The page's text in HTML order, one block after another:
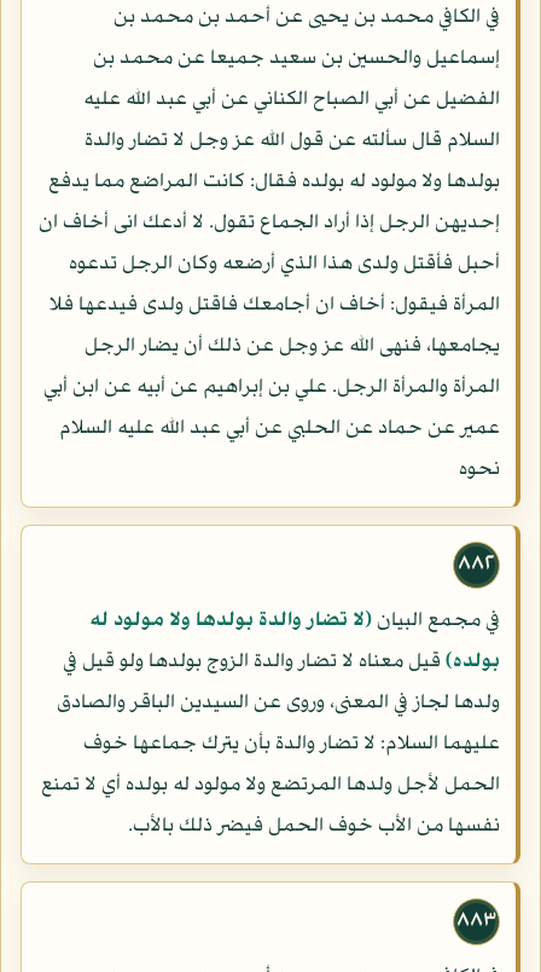
في الكافي محمد بن يحيى عن أحمد بن محمد بن
إسماعيل والحسين بن سعيد جميعا عن محمد بن
الفضيل عن أبي الصباح الكناني عن أبي عبد الله عليه
السلام قال سألته عن قول الله عز وجل لا تضار والدة
بولدها ولا مولود له بولده فقال: كانت المراضع مما يدفع
إحديهن الرجل إذا أراد الجماع تقول. لا أدعك انى أخاف ان
أحبل فأقتل ولدى هذا الذي أرضعه وكان الرجل تدعوه
المرأة فيقول: أخاف ان أجامعك فاقتل ولدى فيدعها فلا
يجامعها، فنهى الله عز وجل عن ذلك أن يضار الرجل
المرأة والمرأة الرجل. علي بن إبراهيم عن أبيه عن ابن أبي
عمير عن حماد عن الحلبي عن أبي عبد الله عليه السلام
نحوه
٨٨٢
في مجمع البيان(لا تضار والدة بولدها ولا مولود له
بولده) قيل معناه لا تضار والدة الزوج بولدها ولو قيل في
ولدها لجاز في المعنى، وروى عن السيدين الباقر والصادق
عليهما السلام: لا تضار والدة بأن يترك جماعها خوف
الحمل لأجل ولدها المرتضع ولا مولود له بولده أي لا تمنع
نفسها من الأب خوف الحمل فيضر ذلك بالأب.
٨٨٣